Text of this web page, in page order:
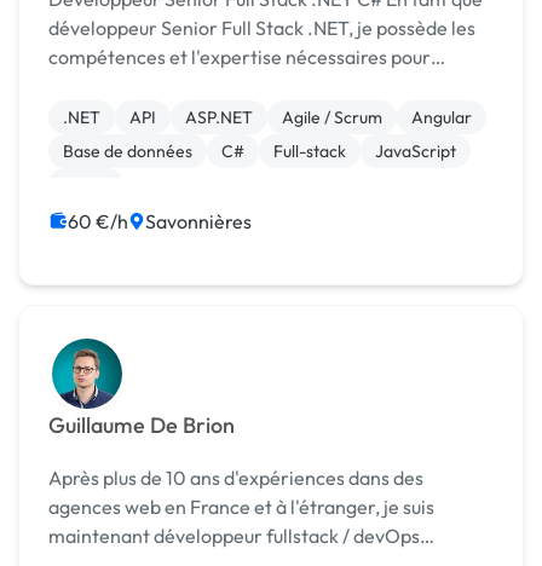
développeur Senior Full Stack .NET, je possède les
compétences et l'expertise nécessaires pour
formation : mentorat de développeurs, code ...
.NET API ASP.NET Agile / Scrum
Angular
Base de données
C# Full-stack
JavaScript
60 €/h Savonnières
Guillaume De Brion
Après plus de 10 ans d'expériences dans des
agences web en France et à l'étranger, je suis
maintenant développeur fullstack / devOps